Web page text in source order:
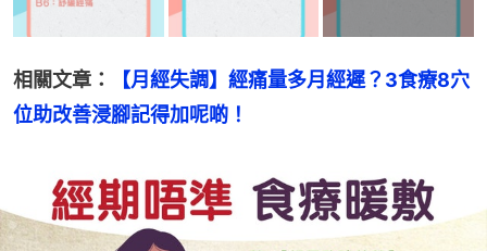
相關文章：
【月經失調】經痛量多月經遲？3食療8穴
位助改善浸腳記得加呢啲！